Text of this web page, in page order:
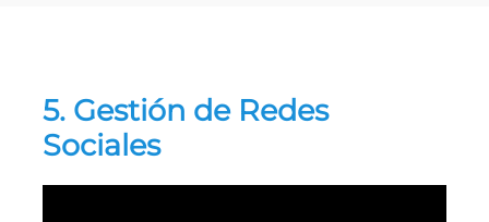
5. Gestión de Redes
Sociales